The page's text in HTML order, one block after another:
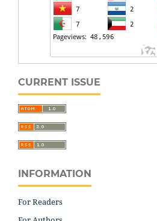
CURRENT ISSUE
INFORMATION
For Readers